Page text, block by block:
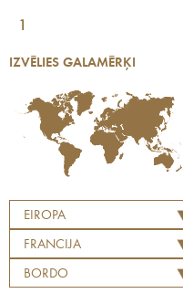
1
IZVĒLIES GALAMĒRĶI
EIROPA
FRANCIJA
BORDO